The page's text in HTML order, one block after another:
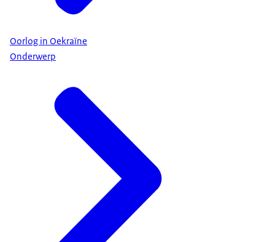
Oorlog in Oekraïne
Onderwerp